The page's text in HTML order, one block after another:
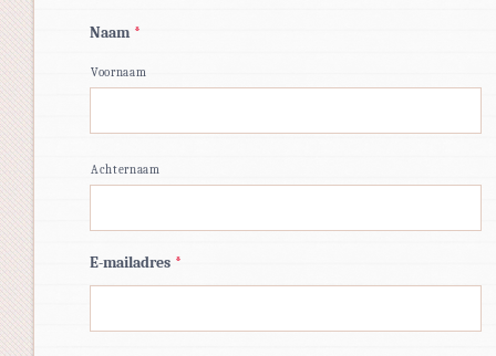
Naam *
Voornaam
Achternaam
E-mailadres *